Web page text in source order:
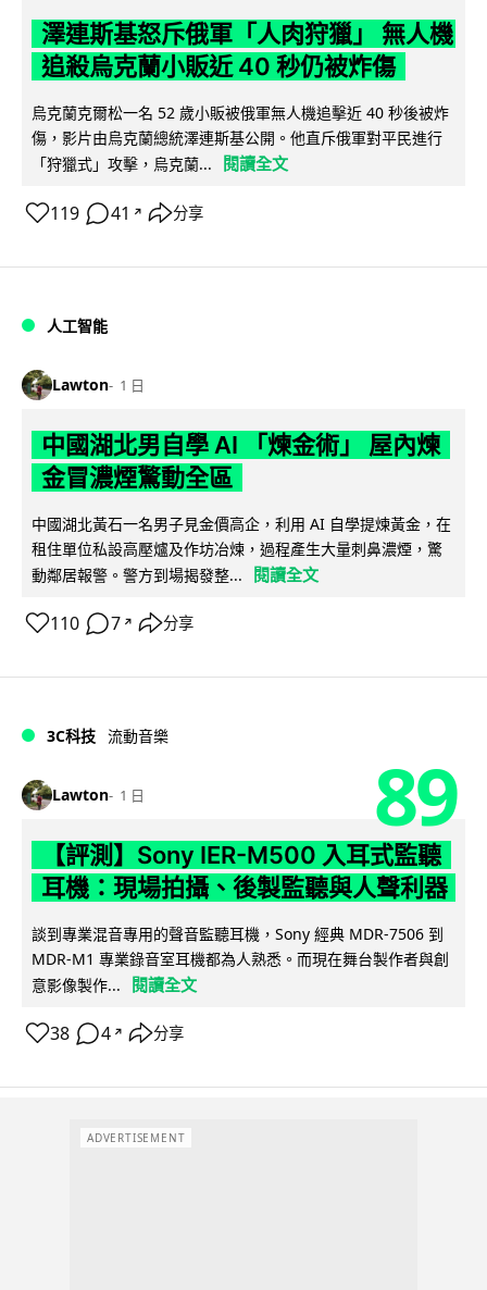
澤連斯基怒斥俄軍「人肉狩獵」 無人機
追殺烏克蘭小販近 40 秒仍被炸傷
烏克蘭克爾松一名 52 歲小販被俄軍無人機追擊近 40 秒後被炸
傷，影片由烏克蘭總統澤連斯基公開。他直斥俄軍對平民進行
「狩獵式」攻擊，烏克蘭...
閱讀全文
119 41 ↗ 分享
人工智能
Lawton 1 日
中國湖北男自學 AI 「煉金術」 屋內煉
金冒濃煙驚動全區
中國湖北黃石一名男子見金價高企，利用 AI 自學提煉黃金，在
租住單位私設高壓爐及作坊冶煉，過程產生大量刺鼻濃煙，驚
動鄰居報警。警方到場揭發整...
閱讀全文
110 7 ↗ 分享
3C科技 流動音樂
Lawton 1 日 89
【評測】Sony IER-M500 入耳式監聽
耳機：現場拍攝、後製監聽與人聲利器
談到專業混音專用的聲音監聽耳機，Sony 經典 MDR-7506 到
MDR-M1 專業錄音室耳機都為人熟悉。而現在舞台製作者與創
意影像製作...
閱讀全文
38 4 ↗ 分享
ADVERTISEMENT